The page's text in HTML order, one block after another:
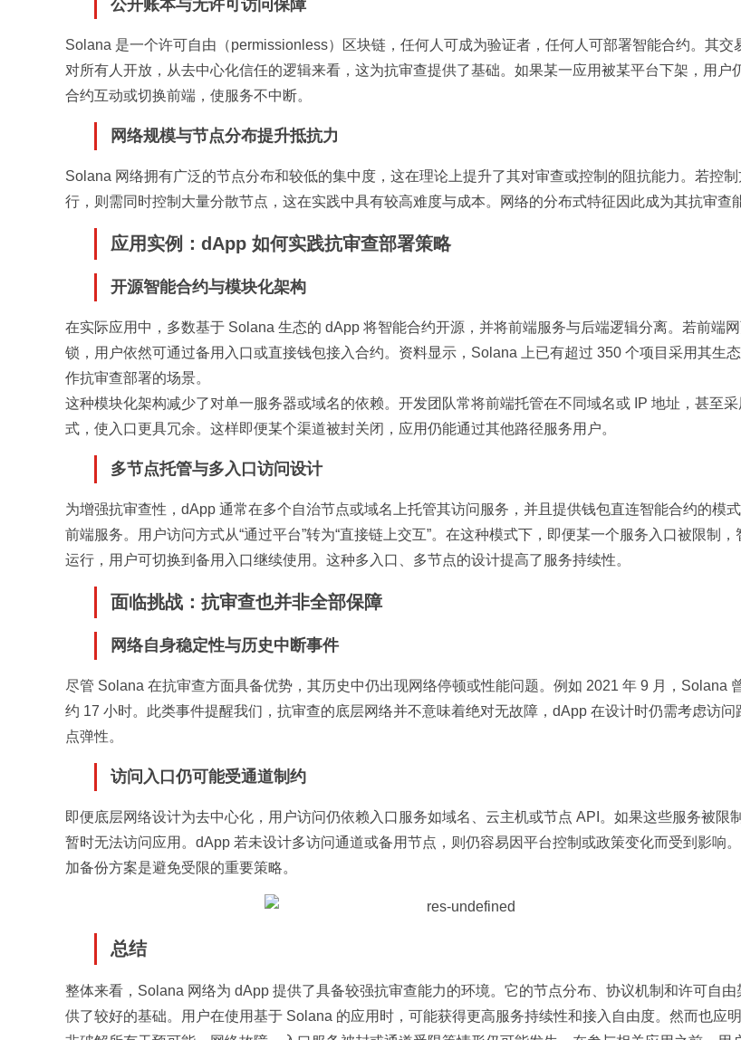
公开账本与无许可访问保障
Solana 是一个许可自由（permissionless）区块链，任何人可成为验证者，任何人可部署智能合约。其交
对所有人开放，从去中心化信任的逻辑来看，这为抗审查提供了基础。如果某一应用被某平台下架，用户
合约互动或切换前端，使服务不中断。
网络规模与节点分布提升抵抗力
Solana 网络拥有广泛的节点分布和较低的集中度，这在理论上提升了其对审查或控制的阻抗能力。若控
行，则需同时控制大量分散节点，这在实践中具有较高难度与成本。网络的分布式特征因此成为其抗审查
应用实例：dApp 如何实践抗审查部署策略
开源智能合约与模块化架构
在实际应用中，多数基于 Solana 生态的 dApp 将智能合约开源，并将前端服务与后端逻辑分离。若前端
锁，用户依然可通过备用入口或直接钱包接入合约。资料显示，Solana 上已有超过 350 个项目采用其生
作抗审查部署的场景。
这种模块化架构减少了对单一服务器或域名的依赖。开发团队常将前端托管在不同域名或 IP 地址，甚至
式，使入口更具冗余。这样即便某个渠道被封关闭，应用仍能通过其他路径服务用户。
多节点托管与多入口访问设计
为增强抗审查性，dApp 通常在多个自治节点或域名上托管其访问服务，并且提供钱包直连智能合约的模
前端服务。用户访问方式从“通过平台”转为“直接链上交互”。在这种模式下，即便某一个服务入口被限制
运行，用户可切换到备用入口继续使用。这种多入口、多节点的设计提高了服务持续性。
面临挑战：抗审查也并非全部保障
网络自身稳定性与历史中断事件
尽管 Solana 在抗审查方面具备优势，其历史中仍出现网络停顿或性能问题。例如 2021 年 9 月，Solana
约 17 小时。此类事件提醒我们，抗审查的底层网络并不意味着绝对无故障，dApp 在设计时仍需考虑访问
点弹性。
访问入口仍可能受通道制约
即便底层网络设计为去中心化，用户访问仍依赖入口服务如域名、云主机或节点 API。如果这些服务被限
暂时无法访问应用。dApp 若未设计多访问通道或备用节点，则仍容易因平台控制或政策变化而受到影响
加备份方案是避免受限的重要策略。
总结
整体来看，Solana 网络为 dApp 提供了具备较强抗审查能力的环境。它的节点分布、协议机制和许可自由
供了较好的基础。用户在使用基于 Solana 的应用时，可能获得更高服务持续性和接入自由度。然而也应